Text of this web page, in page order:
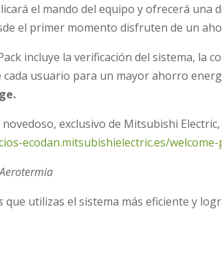
el mando del equipo y ofrecerá una
el primer momento disfruten de un
incluye la verificación del sistema, la
cada usuario para un mayor ahorro
novedoso, exclusivo de Mitsubishi
ecodan.mitsubishielectric.es/welcome-
que utilizas el sistema más eficiente y